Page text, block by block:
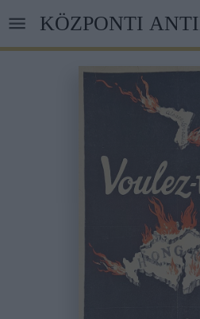
tartalomra
KÖZPONTI